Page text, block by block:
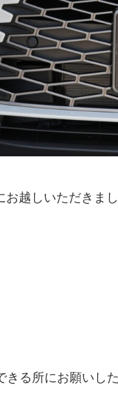
越しいただきまし
る所にお願いし